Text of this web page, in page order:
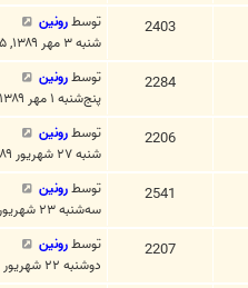
2403 توسطرونین
شنبه ۳ مهر ۱۳۸۹, ۹:۳۵ ب.ظ
2284 توسطرونین
پنج‌شنبه ۱ مهر ۱۳۸۹, ۹:۲۱ ق.ظ
2206 توسطرونین
شنبه ۲۷ شهریور ۱۳۸۹, ۱۱:۰۲ ب.ظ
2541 توسطرونین
سه‌شنبه ۲۳ شهریور ۱۳۸۹, ۱۰:۰۵ ب.ظ
2207 توسطرونین
دوشنبه ۲۲ شهریور ۱۳۸۹, ۱۱:۴۱ ق.ظ